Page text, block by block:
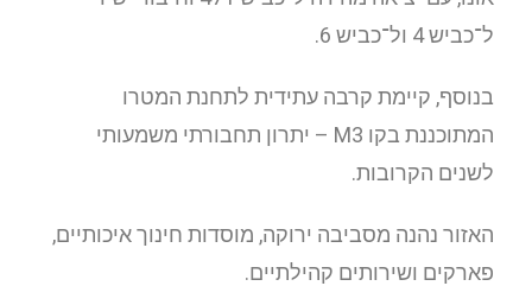
ל־כביש 4 ול־כביש 6 .
בנוסף, קיימת קרבה עתידית לתחנת המטרו
המתוכננת בקו M3 – יתרון תחבורתי משמעותי
לשנים הקרובות.
האזור נהנה מסביבה ירוקה, מוסדות חינוך איכותיים,
פארקים ושירותים קהילתיים.